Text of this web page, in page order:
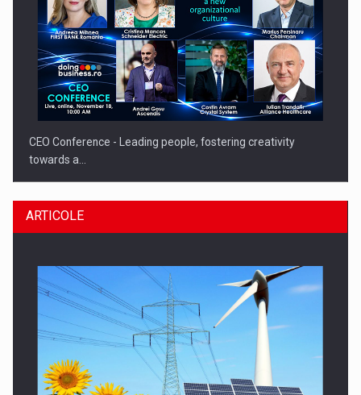
CEO Conference - Leading people, fostering creativity
towards a…
CEO Conference - Shaping The Future - Technology and…
ARTICOLE